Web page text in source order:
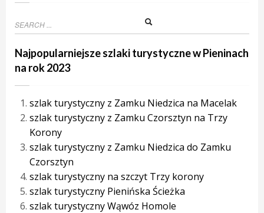
Najpopularniejsze szlaki turystyczne w Pieninach
na rok 2023
szlak turystyczny z Zamku Niedzica na Macelak
szlak turystyczny z Zamku Czorsztyn na Trzy
Korony
szlak turystyczny z Zamku Niedzica do Zamku
Czorsztyn
szlak turystyczny na szczyt Trzy korony
szlak turystyczny Pienińska Ścieżka
szlak turystyczny Wąwóz Homole